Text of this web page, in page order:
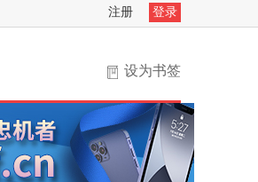
注册 登录
设为书签